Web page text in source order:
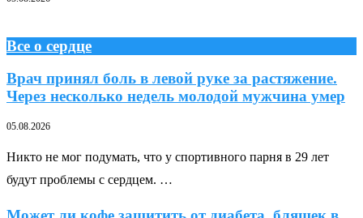
Все о сердце
Врач принял боль в левой руке за растяжение.
Через несколько недель молодой мужчина умер
05.08.2026
Никто не мог подумать, что у спортивного парня в 29 лет
будут проблемы с сердцем. …